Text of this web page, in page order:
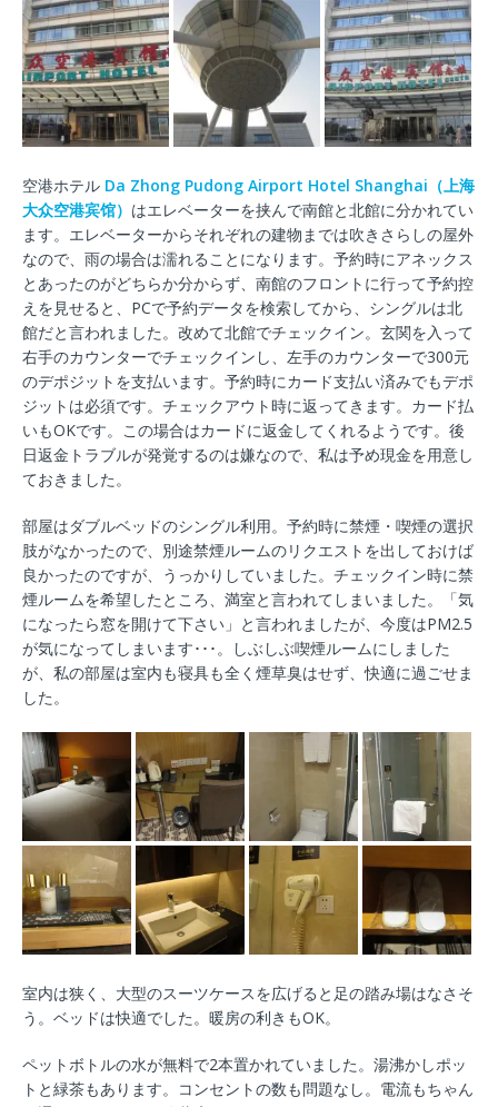
空港ホテル Da Zhong Pudong Airport Hotel Shanghai（上海
大众空港宾馆） はエレベーターを挟んで南館と北館に分かれてい
ます。エレベーターからそれぞれの建物までは吹きさらしの屋外
なので、雨の場合は濡れることになります。予約時にアネックス
とあったのがどちらか分からず、南館のフロントに行って予約控
えを見せると、PCで予約データを検索してから、シングルは北
館だと言われました。改めて北館でチェックイン。玄関を入って
右手のカウンターでチェックインし、左手のカウンターで300元
のデポジットを支払います。予約時にカード支払い済みでもデポ
ジットは必須です。チェックアウト時に返ってきます。カード払
いもOKです。この場合はカードに返金してくれるようです。後
日返金トラブルが発覚するのは嫌なので、私は予め現金を用意し
ておきました。
部屋はダブルベッドのシングル利用。予約時に禁煙・喫煙の選択
肢がなかったので、別途禁煙ルームのリクエストを出しておけば
良かったのですが、うっかりしていました。チェックイン時に禁
煙ルームを希望したところ、満室と言われてしまいました。「気
になったら窓を開けて下さい」と言われましたが、今度はPM2.5
が気になってしまいます･･･。しぶしぶ喫煙ルームにしました
が、私の部屋は室内も寝具も全く煙草臭はせず、快適に過ごせま
した。
室内は狭く、大型のスーツケースを広げると足の踏み場はなさそ
う。ベッドは快適でした。暖房の利きもOK。
ペットボトルの水が無料で2本置かれていました。湯沸かしポッ
トと緑茶もあります。コンセントの数も問題なし。電流もちゃん